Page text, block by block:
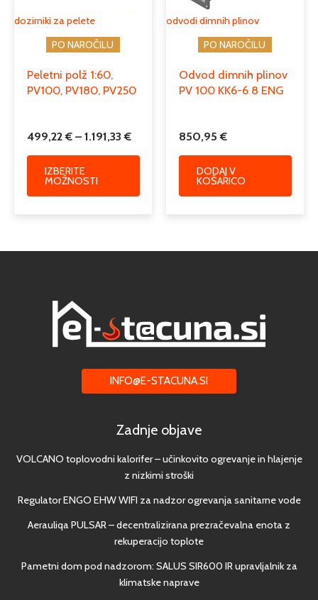
dozirniki za pelete
PO NAROČILU
Peletni polž 1:60,
PV100, PV180, PV250
499,22€ – 1.191,33€
IZBERITE
MOŽNOSTI
odvodi dimnih plinov
PO NAROČILU
Odvod dimnih plinov
PV 100 KK6-6 8 ENG
850,95€
DODAJ V
KOŠARICO
INFO@E-STACUNA.SI
Zadnje objave
VOLCANO toplovodni kalorifer – učinkovito ogrevanje in hlajenje
z nizkimi stroški
Regulator ENGO EHW WIFI za nadzor ogrevanja sanitarne vode
Aerauliqa PULSAR – decentralizirana prezračevalna enota z
rekuperacijo toplote
Pametni dom pod nadzorom: SALUS SIR600 IR upravljalnik za
klimatske naprave